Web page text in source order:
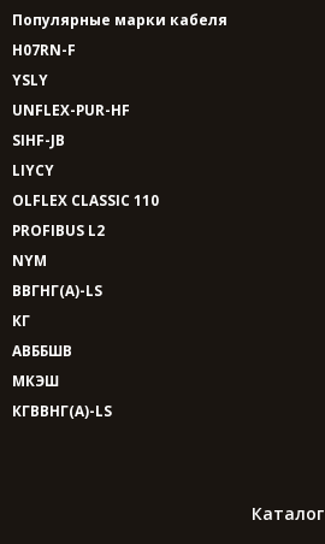
Популярные марки кабеля
H07RN-F
YSLY
UNFLEX-PUR-HF
SIHF-JB
LIYCY
OLFLEX CLASSIC 110
PROFIBUS L2
NYM
ВВГНГ(A)-LS
КГ
АВББШВ
МКЭШ
КГВВНГ(A)-LS
Каталог